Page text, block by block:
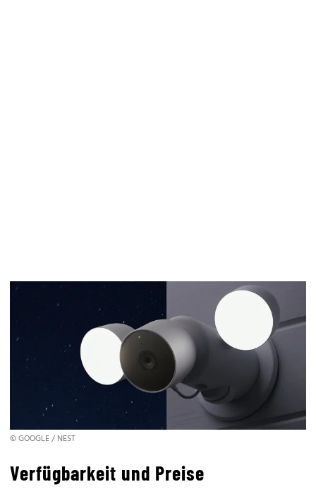
© GOOGLE / NEST
Verfügbarkeit und Preise